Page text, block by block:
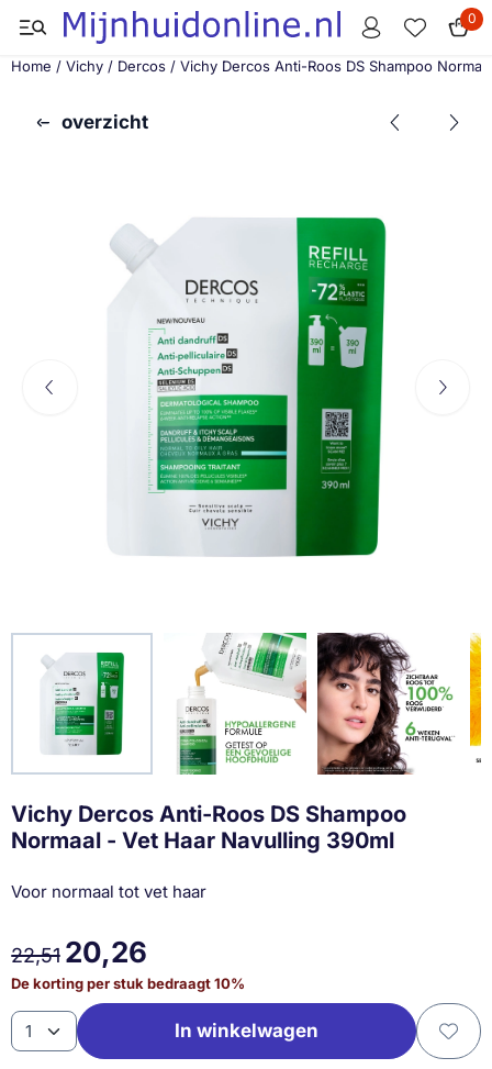
Cookievoorkeuren zijn momenteel gesloten. 0
Home / Vichy / Dercos / Vichy Dercos Anti-Roos DS Shampoo
overzicht
Vichy Dercos Anti-Roos DS Shampoo
Normaal - Vet Haar Navulling 390ml
Voor normaal tot vet haar
22,51 20,26
De korting per stuk bedraagt10%
Aantal In winkelwagen